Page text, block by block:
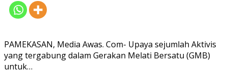
PAMEKASAN, Media Awas. Com- Upaya sejumlah Aktivis
yang tergabung dalam Gerakan Melati Bersatu (GMB)
untuk…